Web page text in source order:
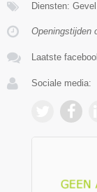
Diensten:
Openingstijden
Laatste
Sociale media: